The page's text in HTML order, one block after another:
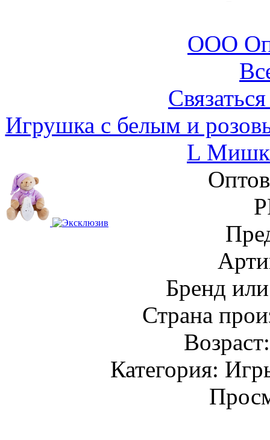
ООО
Игрушка с белым и
L
Бренд
Страна
Категория: